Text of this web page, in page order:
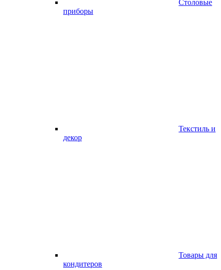
Столовые
приборы
Текстиль и
декор
Товары для
кондитеров